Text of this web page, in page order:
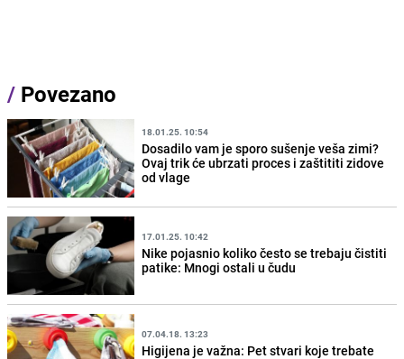
/ Povezano
18.01.25. 10:54
Dosadilo vam je sporo sušenje veša zimi?
Ovaj trik će ubrzati proces i zaštititi zidove
od vlage
17.01.25. 10:42
Nike pojasnio koliko često se trebaju čistiti
patike: Mnogi ostali u čudu
07.04.18. 13:23
Higijena je važna: Pet stvari koje trebate